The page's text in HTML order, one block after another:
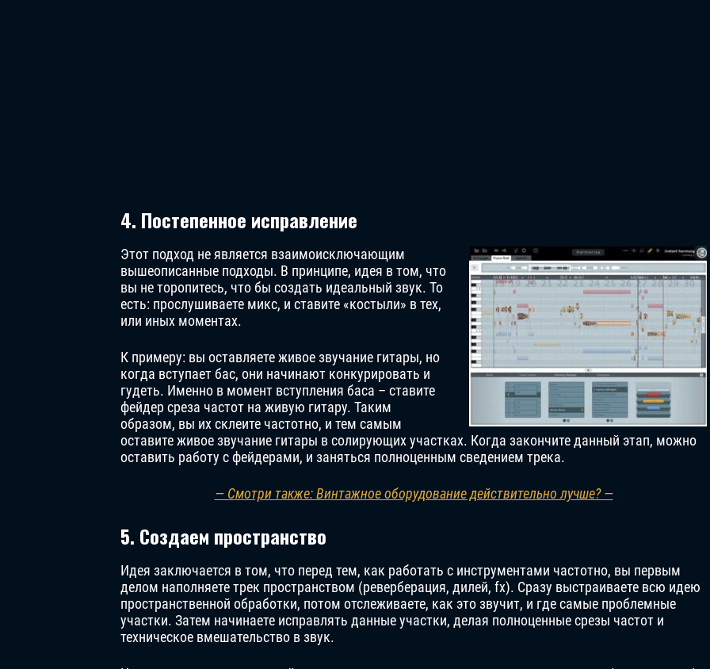
4. Постепенное исправление
Этот подход не является взаимоисключающим
вышеописанные подходы. В принципе, идея в том, что
вы не торопитесь, что бы создать идеальный звук. То
есть: прослушиваете микс, и ставите «костыли» в тех,
или иных моментах.
К примеру: вы оставляете живое звучание гитары, но
когда вступает бас, они начинают конкурировать и
гудеть. Именно в момент вступления баса – ставите
фейдер среза частот на живую гитару. Таким
образом, вы их склеите частотно, и тем самым
оставите живое звучание гитары в солирующих участках. Когда закончите данный этап, можно
оставить работу с фейдерами, и заняться полноценным сведением трека.
— Смотри также: Винтажное оборудование действительно лучше? —
5. Создаем пространство
Идея заключается в том, что перед тем, как работать с инструментами частотно, вы первым
делом наполняете трек пространством (реверберация, дилей, fx). Сразу выстраиваете всю идею
пространственной обработки, потом отслеживаете, как это звучит, и где самые проблемные
участки. Затем начинаете исправлять данные участки, делая полноценные срезы частот и
техническое вмешательство в звук.